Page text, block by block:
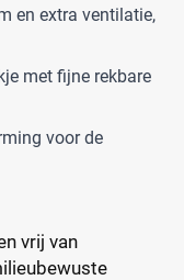
en extra ventilatie,
met fijne rekbare
voor de
vrij van